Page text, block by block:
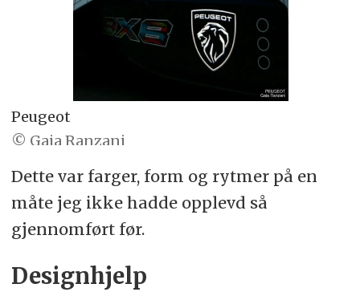
Peugeot
© Gaia Ranzani
Dette var farger, form og rytmer på en
måte jeg ikke hadde opplevd så
gjennomført før.
Designhjelp